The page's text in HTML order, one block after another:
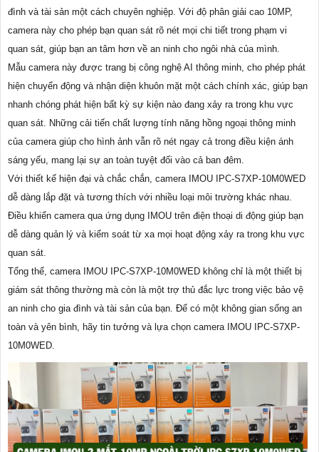
đình và tài sản một cách chuyên nghiệp. Với độ phân giải cao 10MP,
camera này cho phép bạn quan sát rõ nét mọi chi tiết trong phạm vi
quan sát, giúp bạn an tâm hơn về an ninh cho ngôi nhà của mình.
Mẫu camera này được trang bị công nghệ AI thông minh, cho phép phát
hiện chuyển động và nhận diện khuôn mặt một cách chính xác, giúp bạn
nhanh chóng phát hiện bất kỳ sự kiện nào đang xảy ra trong khu vực
quan sát. Những cải tiến chất lượng tính năng hồng ngoại thông minh
của camera giúp cho hình ảnh vẫn rõ nét ngay cả trong điều kiện ánh
sáng yếu, mang lại sự an toàn tuyệt đối vào cả ban đêm.
Với thiết kế hiện đại và chắc chắn, camera IMOU IPC-S7XP-10M0WED
dễ dàng lắp đặt và tương thích với nhiều loại môi trường khác nhau.
Điều khiển camera qua ứng dụng IMOU trên điện thoại di động giúp bạn
dễ dàng quản lý và kiểm soát từ xa mọi hoạt động xảy ra trong khu vực
quan sát.
Tổng thể, camera IMOU IPC-S7XP-10M0WED không chỉ là một thiết bị
giám sát thông thường mà còn là một trợ thủ đắc lực trong việc bảo vệ
an ninh cho gia đình và tài sản của bạn. Để có một không gian sống an
toàn và yên bình, hãy tin tưởng và lựa chọn camera IMOU IPC-S7XP-
10M0WED.